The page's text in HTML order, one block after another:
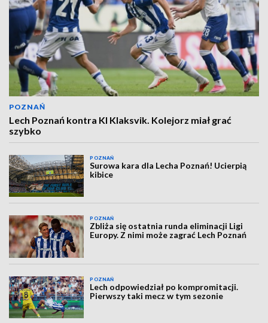
POZNAŃ
Lech Poznań kontra KI Klaksvik. Kolejorz miał grać
szybko
POZNAŃ
Surowa kara dla Lecha Poznań! Ucierpią
kibice
POZNAŃ
Zbliża się ostatnia runda eliminacji Ligi
Europy. Z nimi może zagrać Lech Poznań
POZNAŃ
Lech odpowiedział po kompromitacji.
Pierwszy taki mecz w tym sezonie